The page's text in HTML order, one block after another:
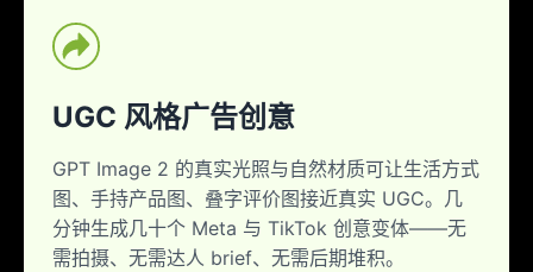
UGC 风格广告创意
GPT Image 2 的真实光照与自然材质可让生活方式
图、手持产品图、叠字评价图接近真实 UGC。几
分钟生成几十个 Meta 与 TikTok 创意变体——无
需拍摄、无需达人 brief、无需后期堆积。